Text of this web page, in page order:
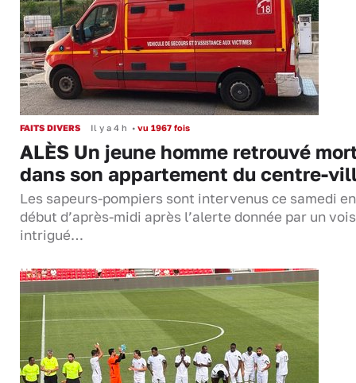
FAITS DIVERS Il y a 4 h • vu 1967 fois
ALÈS Un jeune homme retrouvé
dans son appartement du centre-
Les sapeurs-pompiers sont intervenus ce samedi en
début d’après-midi après l’alerte donnée par un
intrigué…